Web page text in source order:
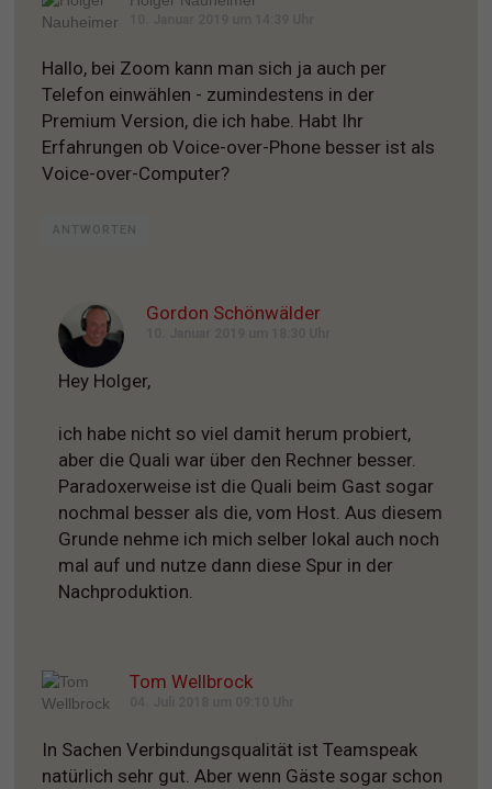
Hallo, bei Zoom kann man sich ja auch per
Telefon einwählen - zumindestens in der
Premium Version, die ich habe. Habt Ihr
Erfahrungen ob Voice-over-Phone besser ist als
Voice-over-Computer?
ANTWORTEN
Gordon Schönwälder
Hey Holger,
ich habe nicht so viel damit herum probiert,
aber die Quali war über den Rechner besser.
Paradoxerweise ist die Quali beim Gast sogar
nochmal besser als die, vom Host. Aus diesem
Grunde nehme ich mich selber lokal auch noch
mal auf und nutze dann diese Spur in der
Nachproduktion.
Tom Wellbrock
In Sachen Verbindungsqualität ist Teamspeak
natürlich sehr gut. Aber wenn Gäste sogar schon